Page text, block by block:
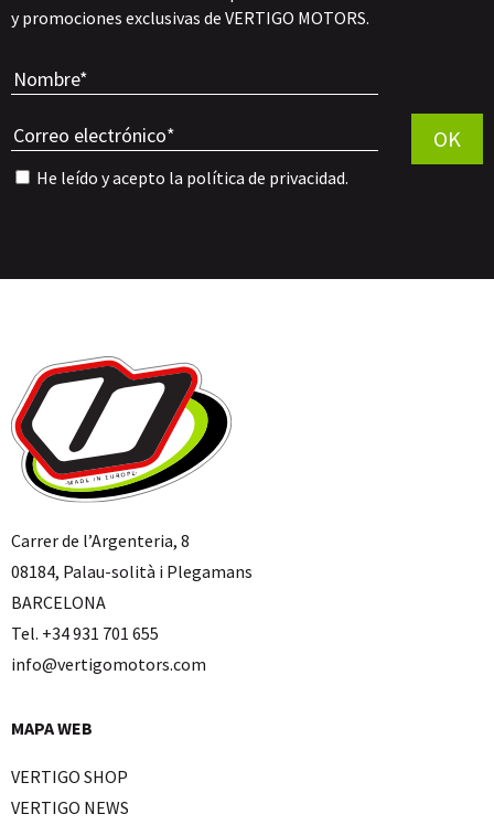
y promociones exclusivas de VERTIGO MOTORS.
He leído y acepto la política de privacidad.
OK
Carrer de l’Argenteria, 8
08184, Palau-solità i Plegamans
BARCELONA
Tel. +34 931 701 655
info@vertigomotors.com
MAPA WEB
VERTIGO SHOP
VERTIGO NEWS